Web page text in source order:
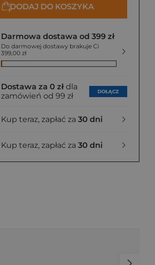
DODAJ DO KOSZYKA
Darmowa dostawa od 399 zł
Do darmowej dostawy brakuje Ci
399,00 zł
Dostawa za 0 zł dla
zamówień od 99 zł
DOŁĄCZ
Kup teraz, zapłać za 30 dni
Kup teraz, zapłać za 30 dni